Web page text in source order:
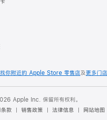
你附近的 Apple Store 零售店及更多门店
Apple Inc. 保留所有权利。
款 销售政策 法律信息 网站地图